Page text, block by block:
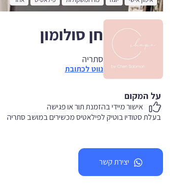
חן סולומון
סתריה
נווט לכתובת
על המקום
אישור מיידי בהזמנת תור או פגישה
בעלת סטודיו בוטיק לפילאטיס מכשירים במושב סתריה
יצירת קשר